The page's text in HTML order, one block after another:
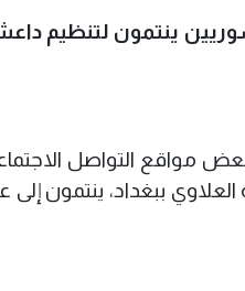
سوريين ينتمون لتنظيم
بعض مواقع التواصل
العلاوي ببغداد، ينتمون